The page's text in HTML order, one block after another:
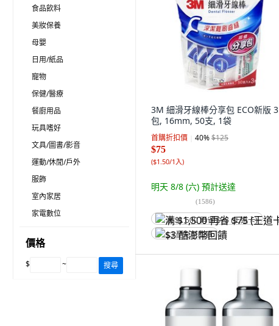
食品飲料
美妝保養
母嬰
日用/紙品
寵物
保健/醫療
餐廚用品
玩具嗜好
文具/圖書/影音
運動/休閒/戶外
服飾
室內家居
家電數位
價格
$ ~ 搜尋
3M 細滑牙線棒分享包 ECO新版 3
包, 16mm, 50支, 1袋
首購折扣價 40%$125
$75
($1.50/1入)
明天 8/8 (六) 預計送達
(1586)
满 $1,500 再省 $75 (王道卡)
$3 酷澎幣回饋